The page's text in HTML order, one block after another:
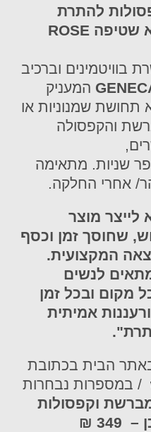
להתרת
שטיפה ROSE
בוויטמינים וברכיב
המעניק
תחושת שמנוניות או
והקפסולה
שניות. מתאימה
אחרי החלקה.
לייצר מוצר
שחוסך זמן וכסף
המקצועית.
לנשים
מקום ובכל זמן
אמיתית
באתר הבית בכתובת
/ במספרות נבחרות
וקפסולות
₪